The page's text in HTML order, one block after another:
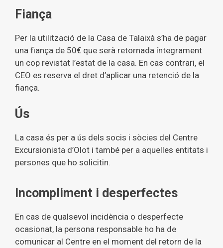
Fiança
Per la utilització de la Casa de Talaixà s’ha de pagar
una fiança de 50€ que serà retornada íntegrament
un cop revistat l’estat de la casa. En cas contrari, el
CEO es reserva el dret d’aplicar una retenció de la
fiança.
Ús
La casa és per a ús dels socis i sòcies del Centre
Excursionista d’Olot i també per a aquelles entitats i
persones que ho solicitin.
Incompliment i desperfectes
En cas de qualsevol incidència o desperfecte
ocasionat, la persona responsable ho ha de
comunicar al Centre en el moment del retorn de la